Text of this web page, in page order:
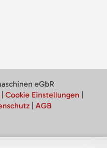
eGbR
Cookie Einstellungen
AGB